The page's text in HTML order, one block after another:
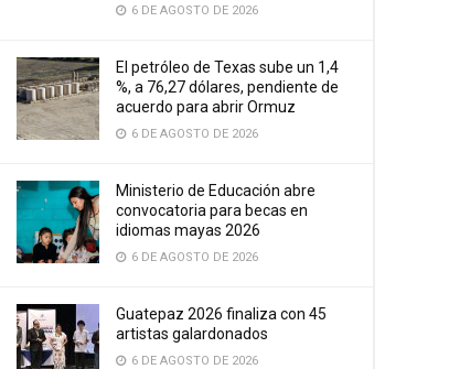
6 DE AGOSTO DE 2026
El petróleo de Texas sube un 1,4
%, a 76,27 dólares, pendiente de
acuerdo para abrir Ormuz
6 DE AGOSTO DE 2026
Ministerio de Educación abre
convocatoria para becas en
idiomas mayas 2026
6 DE AGOSTO DE 2026
Guatepaz 2026 finaliza con 45
artistas galardonados
6 DE AGOSTO DE 2026